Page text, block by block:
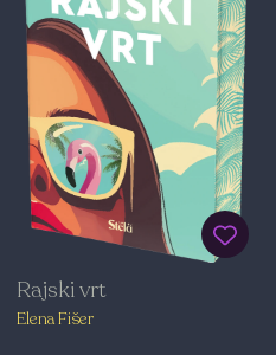
Rajski vrt
Elena Fišer